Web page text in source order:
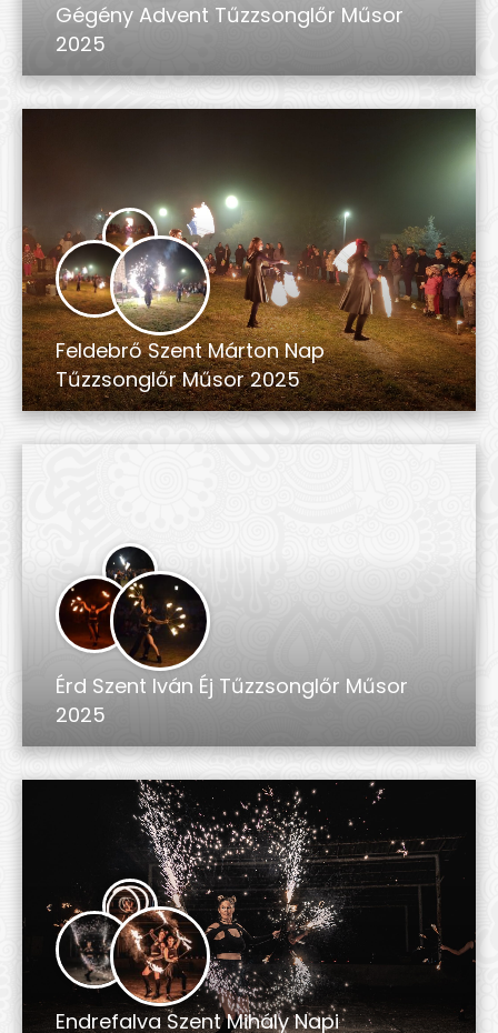
Gégény Advent Tűzzsonglőr Műsor
2025
Feldebrő Szent Márton Nap
Tűzzsonglőr Műsor 2025
Érd Szent Iván Éj Tűzzsonglőr Műsor
2025
Endrefalva Szent Mihály Napi